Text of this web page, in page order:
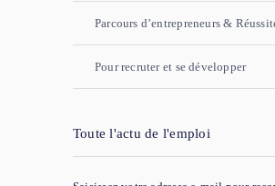
Parcours d’entrepreneurs &
Pour recruter et se développer
Toute l'actu de l'emploi